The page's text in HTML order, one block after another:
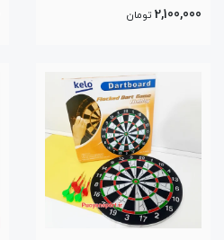
2,100,000 تومان